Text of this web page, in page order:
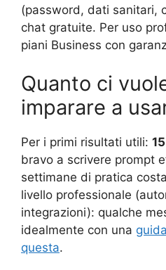
(password, dati sanitari,
chat gratuite. Per uso
piani Business con
Quanto ci
imparare a
Per i primi risultati utili:
bravo a scrivere prompt
settimane di pratica
livello professionale
integrazioni): qualche
idealmente con una
questa.